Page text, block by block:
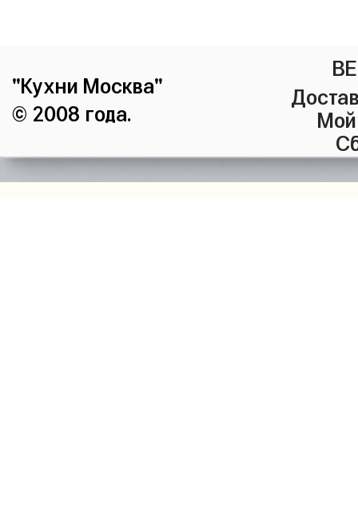
"Кухни Москва"
© 2008 года.